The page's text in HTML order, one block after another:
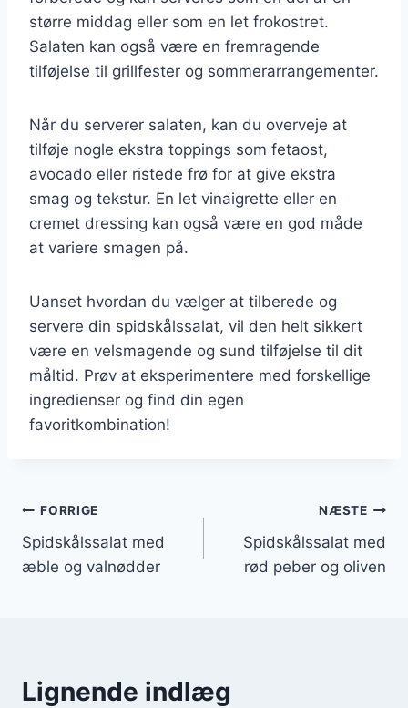
større middag eller som en let frokostret.
Salaten kan også være en fremragende
tilføjelse til grillfester og sommerarrangementer.
Når du serverer salaten, kan du overveje at
tilføje nogle ekstra toppings som fetaost,
avocado eller ristede frø for at give ekstra
smag og tekstur. En let vinaigrette eller en
cremet dressing kan også være en god måde
at variere smagen på.
Uanset hvordan du vælger at tilberede og
servere din spidskålssalat, vil den helt sikkert
være en velsmagende og sund tilføjelse til dit
måltid. Prøv at eksperimentere med forskellige
ingredienser og find din egen
favoritkombination!
Indlægsnavigation
FORRIGE
Spidskålssalat med
æble og valnødder
NÆSTE
Spidskålssalat med
rød peber og oliven
Lignende indlæg